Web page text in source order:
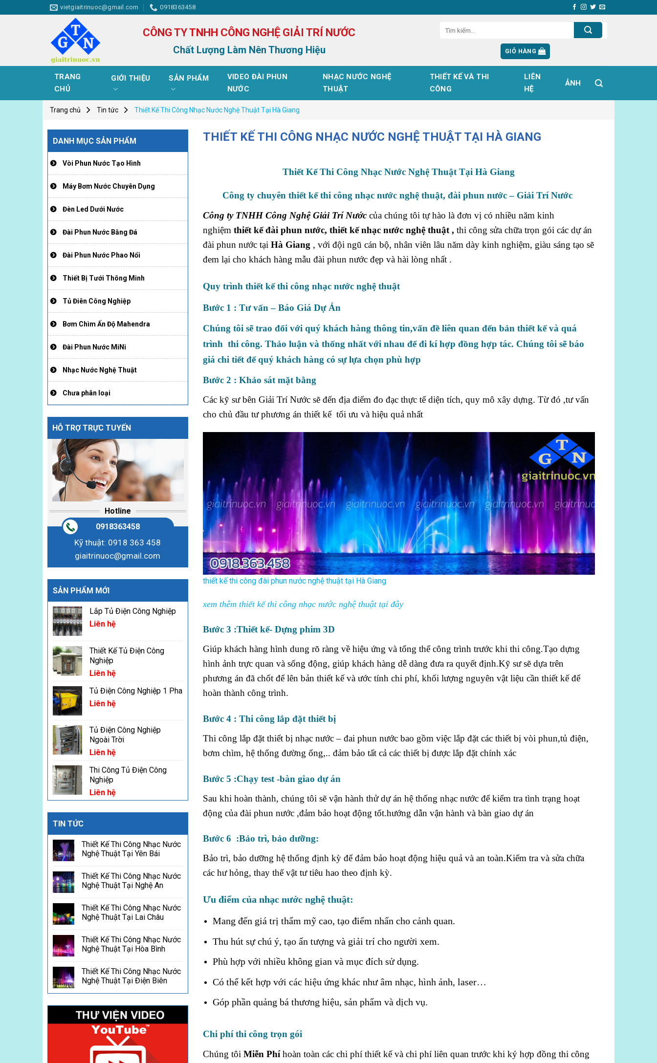
to
vietgiaitrinuoc@gmail.com 0918363458
CÔNG TY TNHH CÔNG NGHỆ GIẢI TRÍ NƯỚC
Chất Lượng Làm Nên Thương Hiệu GIỎ HÀNG
TRANG
CHỦ
GIỚI THIỆU SẢN PHẨM
VIDEO ĐÀI PHUN
NƯỚC
NHẠC NƯỚC NGHỆ
THUẬT
THIẾT KẾ VÀ THI
CÔNG
LIÊN
HỆ
ẢNH
Trang chủ Tin tức Thiết Kế Thi Công Nhạc Nước Nghệ Thuật Tại Hà Giang
DANH MỤC SẢN PHẨM
Vòi Phun Nước Tạo Hình
Máy Bơm Nước Chuyên Dụng
Đèn Led Dưới Nước
Đài Phun Nước Bằng Đá
Đài Phun Nước Phao Nổi
Thiết Bị Tưới Thông Minh
Tủ Điên Công Nghiệp
Bơm Chìm Ấn Độ Mahendra
Đài Phun Nước MiNi
Nhạc Nước Nghệ Thuật
Chưa phân loại
HỖ TRỢ TRỰC TUYẾN
Hotline
0918363458
Kỹ thuật: 0918 363 458
giaitrinuoc@gmail.com
SẢN PHẨM MỚI
Lắp Tủ Điện Công Nghiệp
Liên hệ
Thiết Kế Tủ Điện Công
Nghiệp
Liên hệ
Tủ Điện Công Nghiệp 1 Pha
Liên hệ
Tủ Điện Công Nghiệp
Ngoài Trời
Liên hệ
Thi Công Tủ Điện Công
Nghiệp
Liên hệ
TIN TỨC
Thiết Kế Thi Công Nhạc Nước
Nghệ Thuật Tại Yên Bái
Thiết Kế Thi Công Nhạc Nước
Nghệ Thuật Tại Nghệ An
Thiết Kế Thi Công Nhạc Nước
Nghệ Thuật Tại Lai Châu
Thiết Kế Thi Công Nhạc Nước
Nghệ Thuật Tại Hòa Bình
Thiết Kế Thi Công Nhạc Nước
Nghệ Thuật Tại Điện Biên
THIẾT KẾ THI CÔNG NHẠC NƯỚC NGHỆ THUẬT TẠI HÀ GIANG
Thiết Kế Thi Công Nhạc Nước Nghệ Thuật Tại Hà Giang
Công ty chuyên thiết kế thi công nhạc nước nghệ thuật, đài phun nước – Giải Trí Nước
Công ty TNHH Công Nghệ Giải Trí Nướccủa chúng tôi tự hào là đơn vị có nhiều năm kinh
nghiệm thiết kế đài phun nước, thiết kế nhạc nước nghệ thuật , thi công sửa chữa trọn gói các dự án
đài phun nước tại Hà Giang, với đội ngũ cán bộ, nhân viên lâu năm dày kinh nghiệm, giàu sáng tạo sẽ
đem lại cho khách hàng mẫu đài phun nước đẹp và hài lòng nhất .
Quy trình thiết kế thi công nhạc nước nghệ thuật
Bước 1 : Tư vấn – Báo Giá Dự Án
Chúng tôi sẽ trao đổi với quý khách hàng thông tin,vấn đề liên quan đến bản thiết kế và quá
trình thi công. Thảo luận và thống nhất với nhau để đi kí hợp đồng hợp tác. Chúng tôi sẽ báo
giá chi tiết để quý khách hàng có sự lựa chọn phù hợp
Bước 2 : Khảo sát mặt bằng
Các kỹ sư bên Giải Trí Nước sẽ đến địa điểm đo đạc thực tế diện tích, quy mô xây dựng. Từ đó ,tư vấn
cho chủ đầu tư phương án thiết kế tối ưu và hiệu quả nhất
thiết kế thi công đài phun nước nghệ thuật tại Hà Giang
xem thêm thiết kế thi công nhạc nước nghệ thuật tại đây
Bước 3 :Thiết kế- Dựng phim 3D
Giúp khách hàng hình dung rõ ràng về hiệu ứng và tổng thể công trình trước khi thi công.Tạo dựng
hình ảnh trực quan và sống động, giúp khách hàng dễ dàng đưa ra quyết định.Kỹ sư sẽ dựa trên
phương án đã chốt để lên bản thiết kế và ước tính chi phí, khối lượng nguyên vật liệu cần thiết kế để
hoàn thành công trình.
Bước 4 : Thi công lắp đặt thiết bị
Thi công lắp đặt thiết bị nhạc nước – đai phun nước bao gồm việc lắp đặt các thiết bị vòi phun,tủ điện,
bơm chìm, hệ thống đường ống,.. đảm bảo tất cả các thiết bị được lắp đặt chính xác
Bước 5 :Chạy test -bàn giao dự án
Sau khi hoàn thành, chúng tôi sẽ vận hành thử dự án hệ thống nhạc nước để kiểm tra tình trạng hoạt
động của đài phun nước ,đảm bảo hoạt động tốt.hướng dẫn vận hành và bàn giao dự án
Bước 6 :Bảo trì, bảo dưỡng:
Bảo trì, bảo dưỡng hệ thống định kỳ để đảm bảo hoạt động hiệu quả và an toàn.Kiểm tra và sửa chữa
các hư hỏng, thay thế vật tư tiêu hao theo định kỳ.
Ưu điểm của nhạc nước nghệ thuật:
Mang đến giá trị thẩm mỹ cao, tạo điểm nhấn cho cảnh quan.
Thu hút sự chú ý, tạo ấn tượng và giải trí cho người xem.
Phù hợp với nhiều không gian và mục đích sử dụng.
Có thể kết hợp với các hiệu ứng khác như âm nhạc, hình ảnh, laser…
Góp phần quảng bá thương hiệu, sản phẩm và dịch vụ.
Chi phí thi công trọn gói
Chúng tôiMiễn Phíhoàn toàn các chi phí thiết kế và chi phí liên quan trước khi ký hợp đồng thi công